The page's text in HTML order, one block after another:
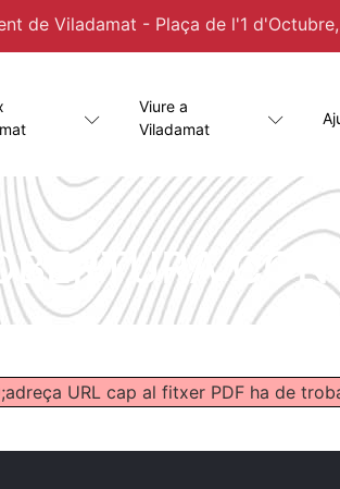
de Viladamat - Plaça de l'1 d'Octubre,
Viure a
Viladamat
URL cap al fitxer PDF ha de